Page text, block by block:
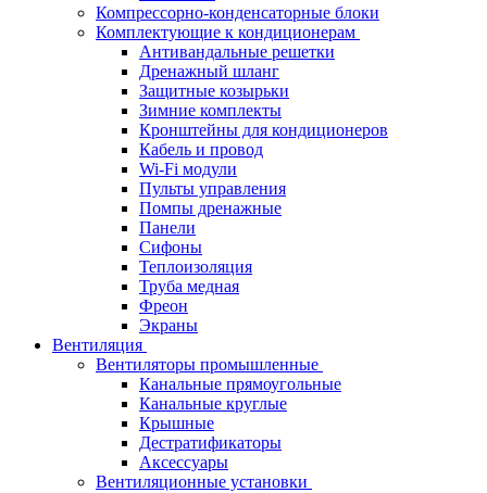
Компрессорно-конденсаторные блоки
Комплектующие к кондиционерам
Антивандальные решетки
Дренажный шланг
Защитные козырьки
Зимние комплекты
Кронштейны для кондиционеров
Кабель и провод
Wi-Fi модули
Пульты управления
Помпы дренажные
Панели
Сифоны
Теплоизоляция
Труба медная
Фреон
Экраны
Вентиляция
Вентиляторы промышленные
Канальные прямоугольные
Канальные круглые
Крышные
Дестратификаторы
Аксессуары
Вентиляционные установки